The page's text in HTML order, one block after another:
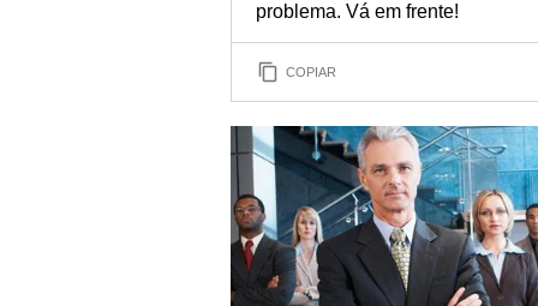
problema. Vá em frente!
COPIAR